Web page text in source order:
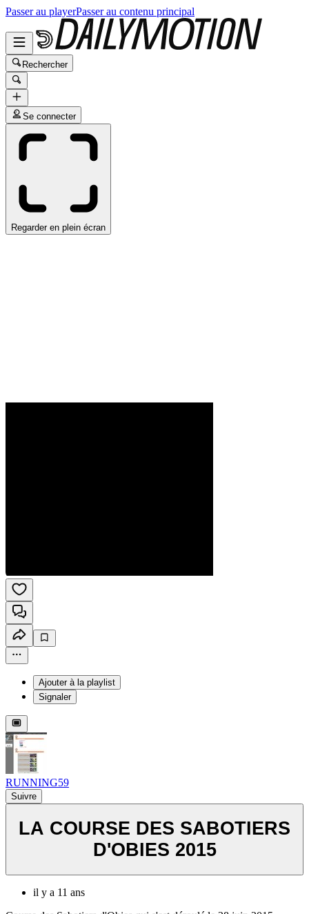
Passer au playerPasser au contenu principal
Rechercher
Se connecter
Regarder en plein écran
Ajouter à la playlist
Signaler
RUNNING59
Suivre
LA COURSE DES SABOTIERS
D'OBIES 2015
il y a 11 ans